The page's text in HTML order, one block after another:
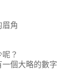
眉角
？
個大略的數字